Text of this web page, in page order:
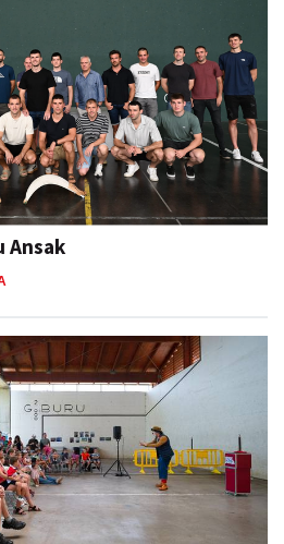
Ansak